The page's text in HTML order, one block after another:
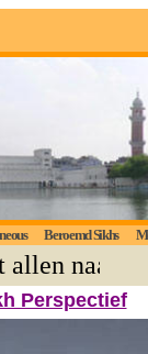
Beroemd Sikhs
naar
Perspectief